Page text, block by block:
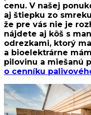
cenu. V našej
aj štiepku zo
že pre vás nie je
nájdete aj kôš s
odrezkami, ktorý
a bioelektrárne
pilovinu a miešanú
o cenníku